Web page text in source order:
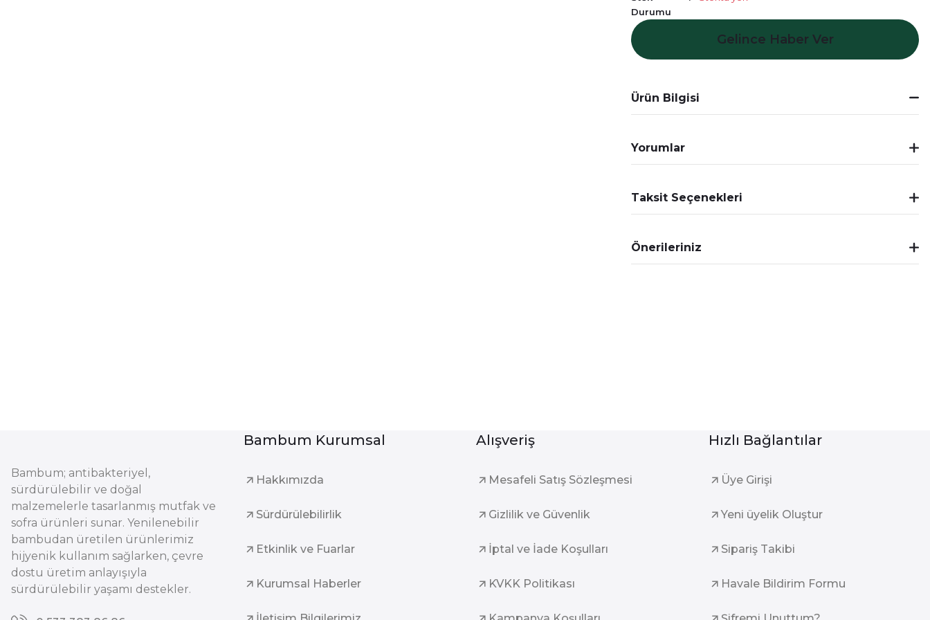
Durumu
Gelince Haber Ver
Ürün Bilgisi
Yorumlar
Taksit Seçenekleri
Önerileriniz
Bambum; antibakteriyel,
sürdürülebilir ve doğal
malzemelerle tasarlanmış mutfak ve
sofra ürünleri sunar. Yenilenebilir
bambudan üretilen ürünlerimiz
hijyenik kullanım sağlarken, çevre
dostu üretim anlayışıyla
sürdürülebilir yaşamı destekler.
Bambum Kurumsal
Hakkımızda
Sürdürülebilirlik
Etkinlik ve Fuarlar
Kurumsal Haberler
Alışveriş
Mesafeli Satış Sözleşmesi
Gizlilik ve Güvenlik
İptal ve İade Koşulları
KVKK Politikası
Hızlı Bağlantılar
Üye Girişi
Yeni üyelik Oluştur
Sipariş Takibi
Havale Bildirim Formu